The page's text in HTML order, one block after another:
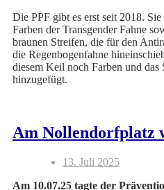
Die PPF gibt es erst seit 2018.
Farben der Transgender Fahne
braunen Streifen, die für den
die Regenbogenfahne
diesem Keil noch Farben und das
hinzugefügt.
Am Nollendorfplatz
13. Juli 2025
Am 10.07.25 tagte der